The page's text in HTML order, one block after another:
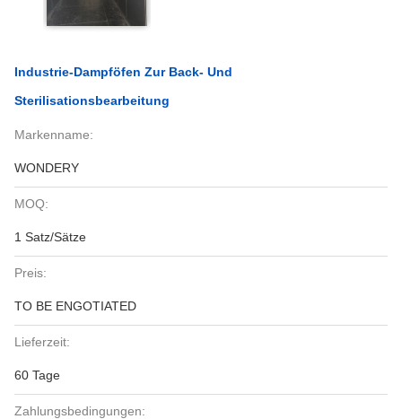
Industrie-Dampföfen Zur Back- Und
Sterilisationsbearbeitung
Markenname:
WONDERY
MOQ:
1 Satz/Sätze
Preis:
TO BE ENGOTIATED
Lieferzeit:
60 Tage
Zahlungsbedingungen: